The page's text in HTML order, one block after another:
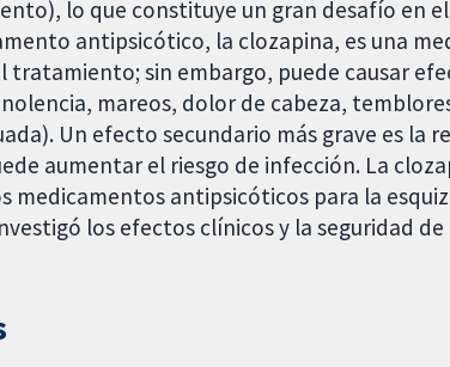
lo que constituye un gran desafío en el
antipsicótico, la clozapina, es una
tratamiento; sin embargo, puede causar
mareos, dolor de cabeza,
Un efecto secundario más grave es la
aumentar el riesgo de infección. La
medicamentos antipsicóticos para la
los efectos clínicos y la seguridad de